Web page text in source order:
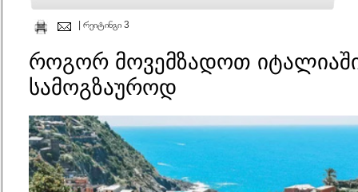
| რეიტინგი 3
როგორ მოვემზადოთ
სამოგზაუროდ